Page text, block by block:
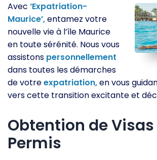
Avec ‘Expatriation-
Maurice’,entamez votre
nouvelle vie à l’île Maurice
en toute sérénité. Nous vous
assistons personnellement
dans toutes les démarches
de votreexpatriation,en vous
vers cette transition excitante et
Obtention de
Permis